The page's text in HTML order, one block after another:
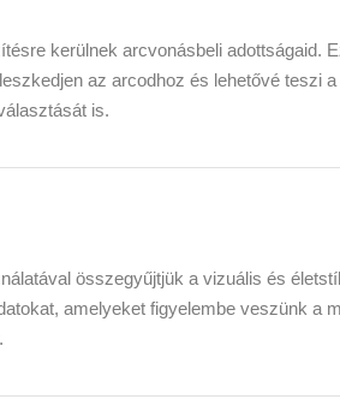
kerülnek arcvonásbeli adottságaid.
az arcodhoz és lehetővé teszi a
is.
összegyűjtjük a vizuális és
amelyeket figyelembe veszünk a